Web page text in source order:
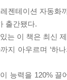
젠테이션 자동
출간됐다.
는 이 책은 최신
지 아우르며 ‘하
능력을 120%